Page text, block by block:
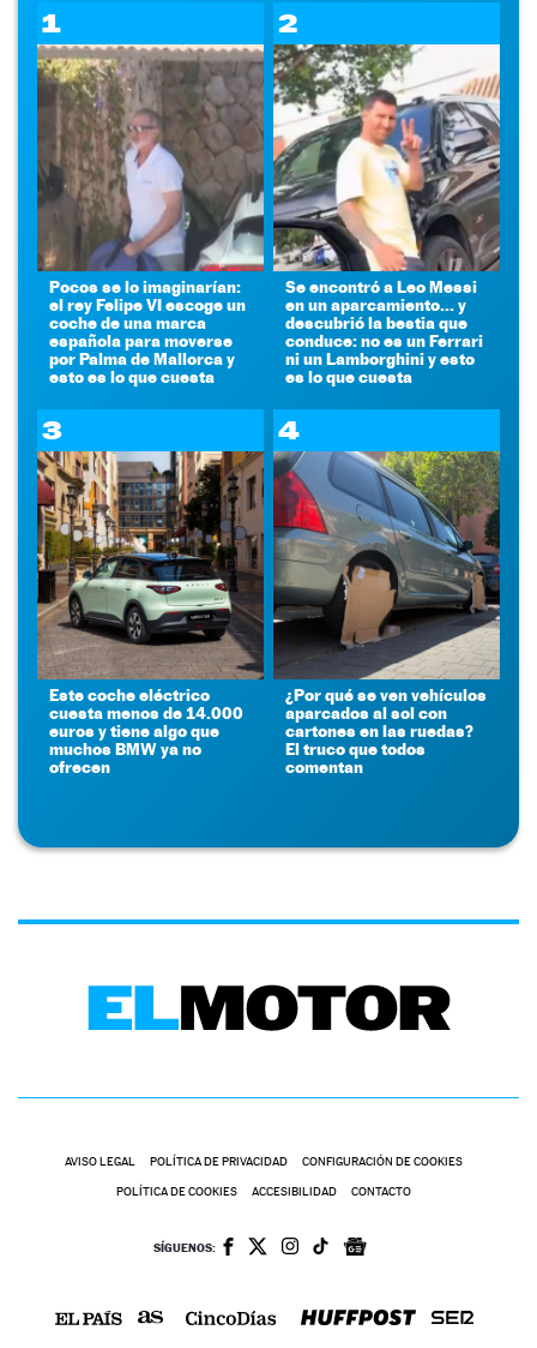
1
Pocos se lo imaginarían:
el rey Felipe VI escoge un
coche de una marca
española para moverse
por Palma de Mallorca y
esto es lo que cuesta
2
Se encontró a Leo Messi
en un aparcamiento... y
descubrió la bestia que
conduce: no es un Ferrari
ni un Lamborghini y esto
es lo que cuesta
3
Este coche eléctrico
cuesta menos de 14.000
euros y tiene algo que
muchos BMW ya no
ofrecen
4
¿Por qué se ven vehículos
aparcados al sol con
cartones en las ruedas?
El truco que todos
comentan
AVISO LEGAL POLÍTICA DE PRIVACIDAD CONFIGURACIÓN DE COOKIES
POLÍTICA DE COOKIES ACCESIBILIDAD CONTACTO
SÍGUENOS: